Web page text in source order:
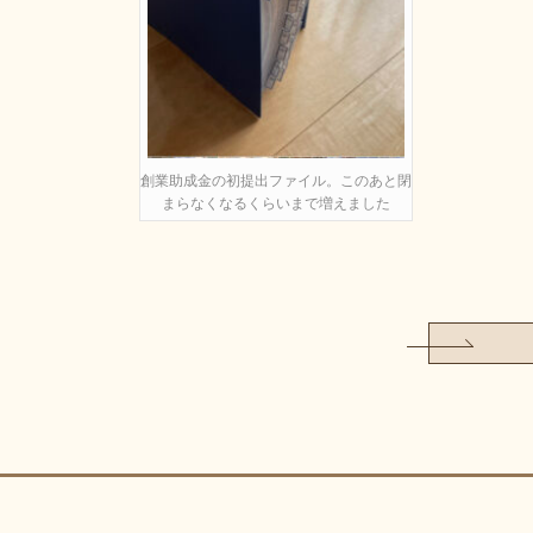
創業助成金の初提出ファイル。このあと閉
まらなくなるくらいまで増えました